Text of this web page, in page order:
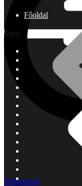
Főoldal
Shop
Webáruház